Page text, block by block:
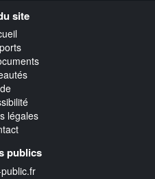
site
légales
publics